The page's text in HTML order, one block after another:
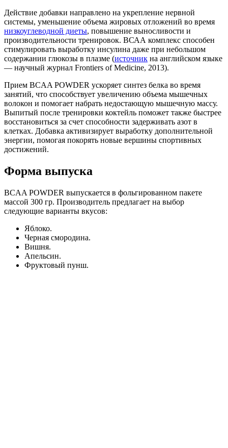
Действие добавки направлено на укрепление нервной
системы, уменьшение объема жировых отложений во время
низкоуглеводной диеты, повышение выносливости и
производительности тренировок. ВСАА комплекс способен
стимулировать выработку инсулина даже при небольшом
содержании глюкозы в плазме (источник на английском языке
— научный журнал Frontiers of Medicine, 2013).
Прием BCAA POWDER ускоряет синтез белка во время
занятий, что способствует увеличению объема мышечных
волокон и помогает набрать недостающую мышечную массу.
Выпитый после тренировки коктейль поможет также быстрее
восстановиться за счет способности задерживать азот в
клетках. Добавка активизирует выработку дополнительной
энергии, помогая покорять новые вершины спортивных
достижений.
Форма выпуска
BCAA POWDER выпускается в фольгированном пакете
массой 300 гр. Производитель предлагает на выбор
следующие варианты вкусов:
Яблоко.
Черная смородина.
Вишня.
Апельсин.
Фруктовый пунш.